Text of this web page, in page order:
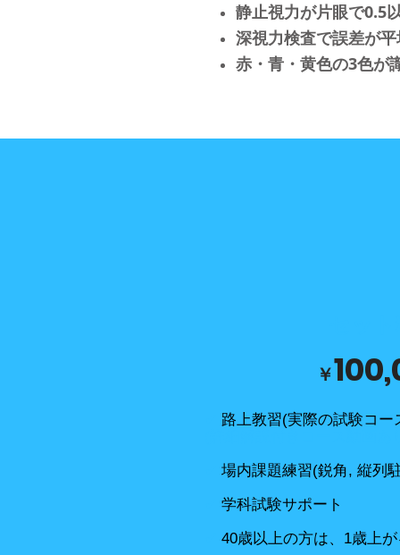
静止視力が片眼で0.5
深視力検査で誤差が
赤・青・黄色の3色が
￥
路上教習(実際の試験コ
場内課題練習(鋭角, 縦列
学科試験サポート
40歳以上の方は、1歳上